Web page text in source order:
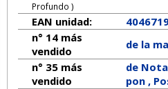
Profundo )
EAN unidad:
n° 14 más
vendido
de la
n° 35 más
vendido
de
pon ,